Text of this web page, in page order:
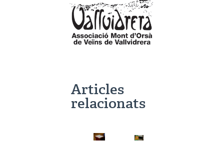
Articles
relacionats